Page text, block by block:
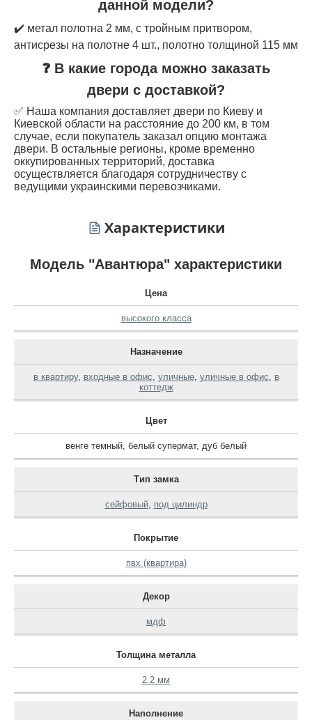
данной модели?
✔️ метал полотна 2 мм, с тройным притвором,
антисрезы на полотне 4 шт., полотно толщиной 115 мм
❓ В какие города можно заказать
двери с доставкой?
✅ Наша компания доставляет двери по Киеву и
Киевской области на расстояние до 200 км, в том
случае, если покупатель заказал опцию монтажа
двери. В остальные регионы, кроме временно
оккупированных территорий, доставка
осуществляется благодаря сотрудничеству с
ведущими украинскими перевозчиками.
Характеристики
Модель "Авантюра" характеристики
Цена
высокого класса
Назначение
в квартиру, входные в офис, уличные, уличные в офис, в
коттедж
Цвет
венге темный, белый супермат, дуб белый
Тип замка
сейфовый, под цилиндр
Покрытие
пвх (квартира)
Декор
мдф
Толщина металла
2.2 мм
Наполнение